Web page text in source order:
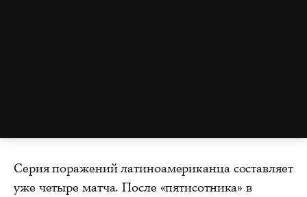
Серия поражений латиноамериканца составляет
уже четыре матча. После «пятисотника» в